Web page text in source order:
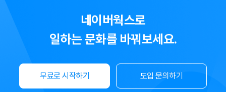
네이버웍스로
일하는 문화를 바꿔보세요.
무료로 시작하기 도입 문의하기